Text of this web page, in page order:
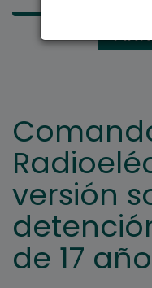
versión
de 17